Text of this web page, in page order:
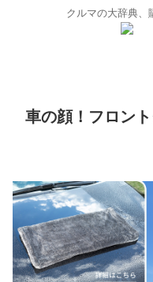
クルマの大辞典、
車の顔！フロン